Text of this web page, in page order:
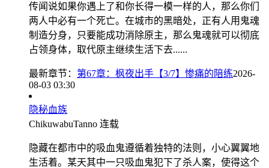
传闻说如果你遇上了和你长得一模一样的人，那么你们
两人中必有一个死亡。在城市的黑暗处，正有人用鬼魂
制造分身，只要能成功消除原主，那么鬼魂就可以彻底
占领身体，取代原主继续生活下去......
最新章节： 第67章：枫夜出手【3/7】惨痛的陪练2026-
08-03 03:30
隐秘血族
ChikuwabuTanno 连载
隐藏在都市中的吸血鬼遵循着独特的法则，小心翼翼地
生活着。某天其中一只吸血鬼犯下了杀人案，使得这个